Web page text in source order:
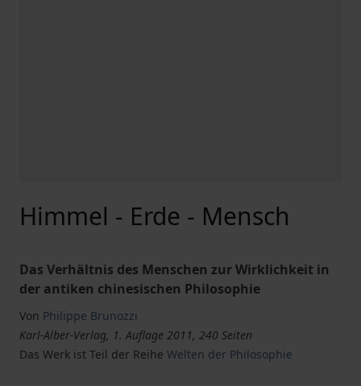
Himmel - Erde - Mensch
Das Verhältnis des Menschen zur Wirklichkeit in
der antiken chinesischen Philosophie
Von Philippe Brunozzi
Karl-Alber-Verlag, 1. Auflage 2011, 240 Seiten
Das Werk ist Teil der Reihe Welten der Philosophie